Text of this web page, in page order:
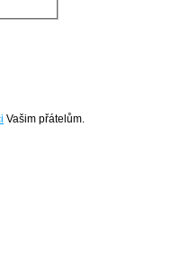
Vašim přátelům.